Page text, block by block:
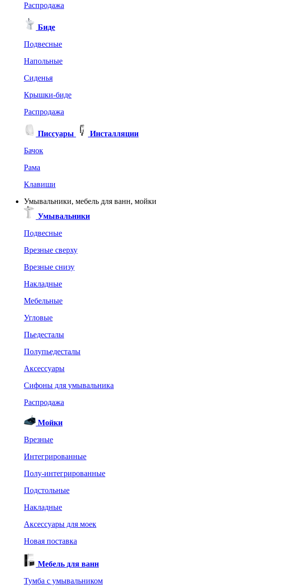
Распродажа
Биде
Подвесные
Напольные
Сиденья
Крышки-биде
Распродажа
Писсуары
Инсталляции
Бачок
Рама
Клавиши
Умывальники, мебель для ванн, мойки
Умывальники
Подвесные
Врезные сверху
Врезные снизу
Накладные
Мебельные
Угловые
Пьедесталы
Полупьедесталы
Аксессуары
Сифоны для умывальника
Распродажа
Мойки
Врезные
Интегрированные
Полу-интегрированные
Подстольные
Накладные
Аксессуары для моек
Новая поставка
Мебель для ванн
Тумба с умывальником